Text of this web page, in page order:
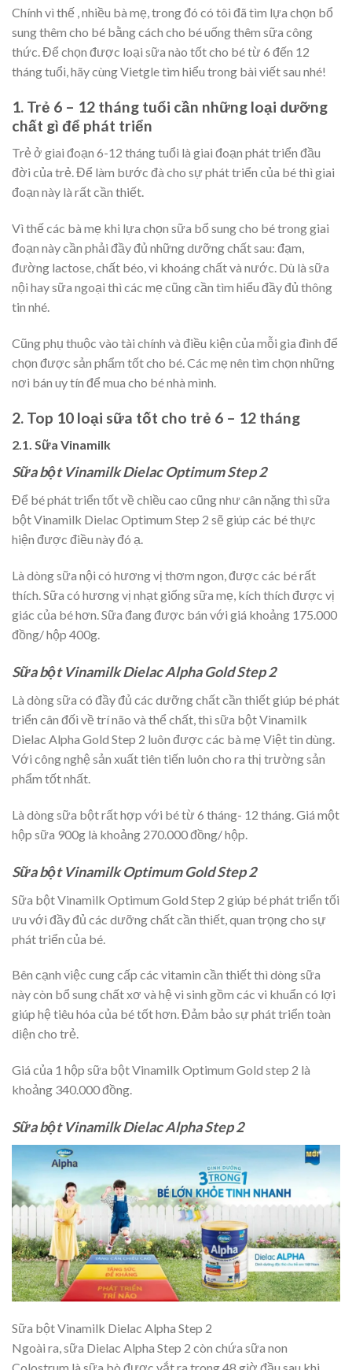
Chính vì thế , nhiều bà mẹ, trong đó có tôi đã tìm lựa chọn bổ
sung thêm cho bé bằng cách cho bé uống thêm sữa công
thức. Để chọn được loại sữa nào tốt cho bé từ 6 đến 12
tháng tuổi, hãy cùng Vietgle tìm hiểu trong bài viết sau nhé!
1. Trẻ 6 – 12 tháng tuổi cần những loại dưỡng
chất gì để phát triển
Trẻ ở giai đoạn 6-12 tháng tuổi là giai đoạn phát triển đầu
đời của trẻ. Để làm bước đà cho sự phát triển của bé thì giai
đoạn này là rất cần thiết.
Vì thế các bà mẹ khi lựa chọn sữa bổ sung cho bé trong giai
đoạn này cần phải đầy đủ những dưỡng chất sau: đạm,
đường lactose, chất béo, vi khoáng chất và nước. Dù là sữa
nội hay sữa ngoại thì các mẹ cũng cần tìm hiểu đầy đủ thông
tin nhé.
Cũng phụ thuộc vào tài chính và điều kiện của mỗi gia đình để
chọn được sản phẩm tốt cho bé. Các mẹ nên tìm chọn những
nơi bán uy tín để mua cho bé nhà mình.
2. Top 10 loại sữa tốt cho trẻ 6 – 12 tháng
2.1. Sữa Vinamilk
Sữa bột Vinamilk Dielac Optimum Step 2
Để bé phát triển tốt về chiều cao cũng như cân nặng thì sữa
bột Vinamilk Dielac Optimum Step 2 sẽ giúp các bé thực
hiện được điều này đó ạ.
Là dòng sữa nội có hương vị thơm ngon, được các bé rất
thích. Sữa có hương vị nhạt giống sữa mẹ, kích thích được vị
giác của bé hơn. Sữa đang được bán với giá khoảng 175.000
đồng/ hộp 400g.
Sữa bột Vinamilk Dielac Alpha Gold Step 2
Là dòng sữa có đầy đủ các dưỡng chất cần thiết giúp bé phát
triển cân đối về trí não và thể chất, thì sữa bột Vinamilk
Dielac Alpha Gold Step 2 luôn được các bà mẹ Việt tin dùng.
Với công nghệ sản xuất tiên tiến luôn cho ra thị trường sản
phẩm tốt nhất.
Là dòng sữa bột rất hợp với bé từ 6 tháng- 12 tháng. Giá một
hộp sữa 900g là khoảng 270.000 đồng/ hộp.
Sữa bột Vinamilk Optimum Gold Step 2
Sữa bột Vinamilk Optimum Gold Step 2 giúp bé phát triển tối
ưu với đầy đủ các dưỡng chất cần thiết, quan trọng cho sự
phát triển của bé.
Bên cạnh việc cung cấp các vitamin cần thiết thì dòng sữa
này còn bổ sung chất xơ và hệ vi sinh gồm các vi khuẩn có lợi
giúp hệ tiêu hóa của bé tốt hơn. Đảm bảo sự phát triển toàn
diện cho trẻ.
Giá của 1 hộp sữa bột Vinamilk Optimum Gold step 2 là
khoảng 340.000 đồng.
Sữa bột Vinamilk Dielac Alpha Step 2
Sữa bột Vinamilk Dielac Alpha Step 2
Ngoài ra, sữa Dielac Alpha Step 2 còn chứa sữa non